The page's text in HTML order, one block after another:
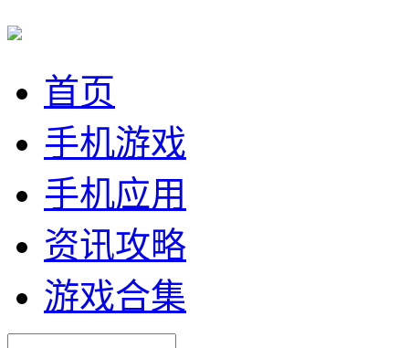
首页
手机游戏
手机应用
资讯攻略
游戏合集